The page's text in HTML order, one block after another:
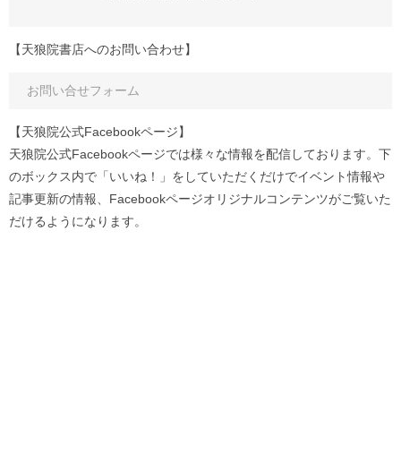
【天狼院書店へのお問い合わせ】
お問い合せフォーム
【天狼院公式Facebookページ】
天狼院公式Facebookページでは様々な情報を配信しております。下
のボックス内で「いいね！」をしていただくだけでイベント情報や
記事更新の情報、Facebookページオリジナルコンテンツがご覧いた
だけるようになります。